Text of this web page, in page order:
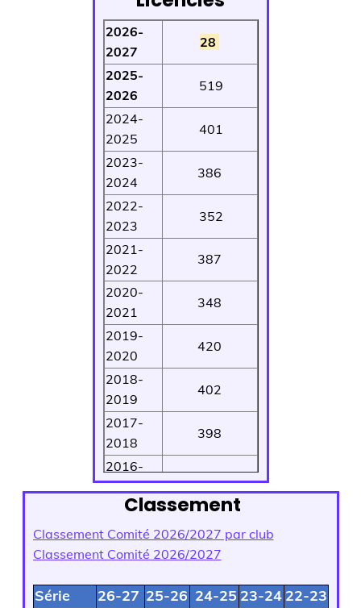
2026-
2027
28
2025-
2026
519
2024-
2025
401
2023-
2024
386
2022-
2023
352
2021-
2022
387
2020-
2021
348
2019-
2020
420
2018-
2019
402
2017-
2018
398
2016-
2017
333
Classement
Classement Comité 2026/2027 par club
Classement Comité 2026/2027
Série 26-27 25-26 24-25 23-24 22-23